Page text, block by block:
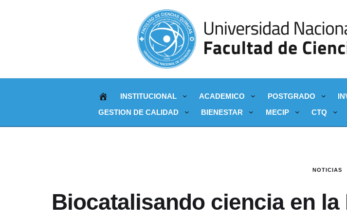
INSTITUCIONAL ACADEMICO POSTGRADO
GESTION DE CALIDAD
BIENESTAR MECIP CTQ
NOTICIAS
Biocatalisando ciencia en la